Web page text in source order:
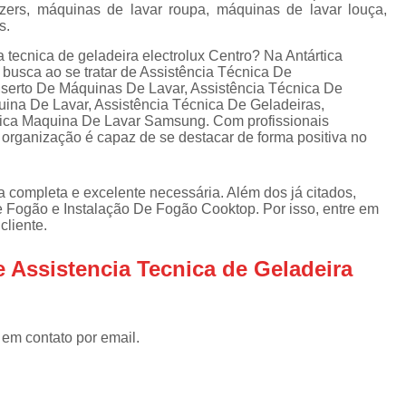
Assistencia Tecnica Refrigerador
Assistencia Tecnica
Assistencia Tecnica Refrigerador Electrolux
Refrigerador Assistencia Tecnica
Assistencia Tecnica Lavadora Secadora
Assistencia Tecnica
máquinas de lavar roupa, máquinas de lavar louça,
de geladeira electrolux Centro? Na Antártica
ao se tratar de Assistência Técnica De
De Máquinas De Lavar, Assistência Técnica De
De Lavar, Assistência Técnica De Geladeiras,
Maquina De Lavar Samsung. Com profissionais
é capaz de se destacar de forma positiva no
e excelente necessária. Além dos já citados,
e Instalação De Fogão Cooktop. Por isso, entre em
Assistencia Tecnica de Geladeira
contato por email.